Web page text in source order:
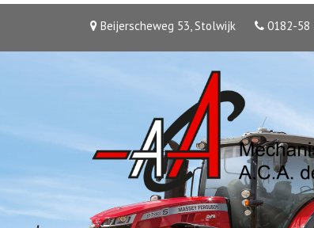
Beijerscheweg 53, Stolwijk 0182-58